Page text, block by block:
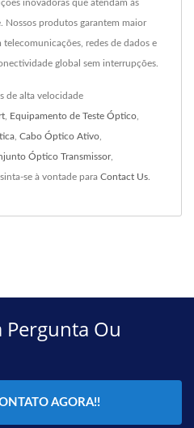
inovadoras que atendam às
Nossos produtos garantem maior
redes de dados e
global sem interrupções.
de alta velocidade
Equipamento de Teste Óptico
Cabo Óptico Ativo
Óptico Transmissor,
se à vontade para Contact Us
Pergunta Ou
AGORA!!